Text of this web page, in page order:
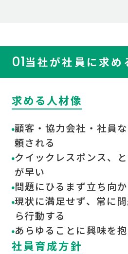
01当社が社員に求め
求める人材像
顧客・協力会社・社員
頼される
クイックレスポンス、
が早い
問題にひるまず立ち向
現状に満足せず、常に
ら行動する
あらゆることに興味を
社員育成方針